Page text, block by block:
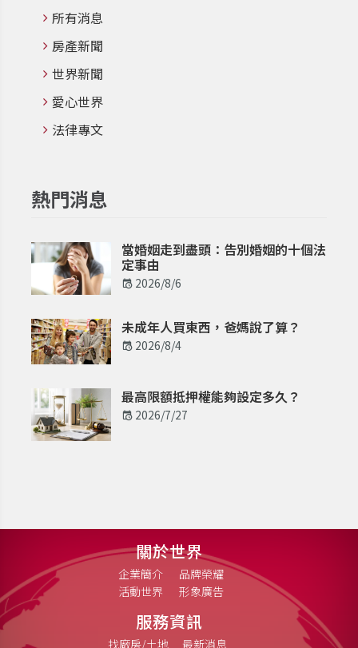
所有消息
房產新聞
世界新聞
愛心世界
法律專文
熱門消息
當婚姻走到盡頭：告別婚姻的十個法
定事由
2026/8/6
未成年人買東西，爸媽說了算？
2026/8/4
最高限額抵押權能夠設定多久？
2026/7/27
關於世界
企業簡介
品牌榮耀
活動世界
形象廣告
服務資訊
找廠房/土地 最新消息